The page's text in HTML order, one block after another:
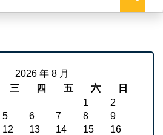
2026 年 8 月
三 四 五 六
日
1
2
5 6 7 8
9
12 13 14 15
16